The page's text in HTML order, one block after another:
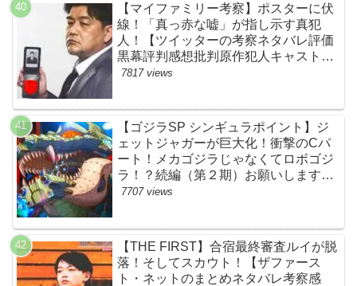
【マイファミリー考察】ポスターに伏
線！「真っ赤な嘘」が指し示す真犯
人！【ツイッターの考察ネタバレ評価
黒幕評判感想批判原作犯人キャスト脚
本あらすじ伏線まとめ・吉乃栄太郎】
7817 views
【ゴジラSP シンギュラポイント】ジ
ェットジャガーが巨大化！衝撃のCパ
ート！メカゴジラじゃなくてロボゴジ
ラ！？続編（第２期）お願いします！
【ネットの考察ネタバレ感想まとめ・
7707 views
【THE FIRST】合宿最終審査ルイが脱
落！そしてスカウト！【ザファース
ト・ネットのまとめネタバレ考察感